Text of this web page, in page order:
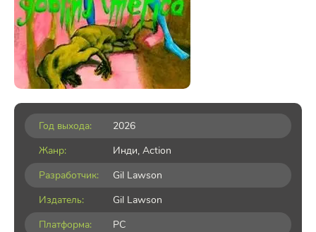
Год выхода:
2026
Жанр:
Инди, Action
Разработчик:
Gil Lawson
Издатель:
Gil Lawson
Платформа:
PC